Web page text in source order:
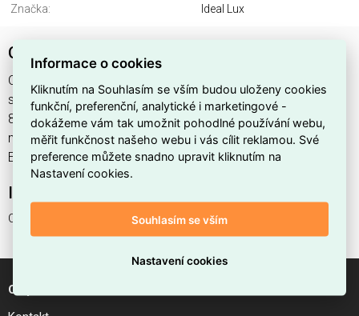
Značka: Ideal Lux
ORBIT SP D93 NERO
ORBIT SP D93 NERO najdete v kategoriích Svítidla, Svítidla,
světelné zdroje a LED osvětlení, výrobce Ideal Lux, EAN
8021696314037, kód dodavatele . ORBIT SP D93 NERO
nabízíme od 1 ks. Kód EMAS ORBIT SP D93 NERO je
ELSVOS1786409.
Interní název produktu
ORBIT SP D93 NERO
O společnosti
Informace o cookies
Kliknutím na Souhlasím se vším budou uloženy cookies
funkční, preferenční, analytické i marketingové -
dokážeme vám tak umožnit pohodlné používání webu,
měřit funkčnost našeho webu i vás cílit reklamou. Své
preference můžete snadno upravit kliknutím na
Nastavení cookies.
Souhlasím se vším
Nastavení cookies